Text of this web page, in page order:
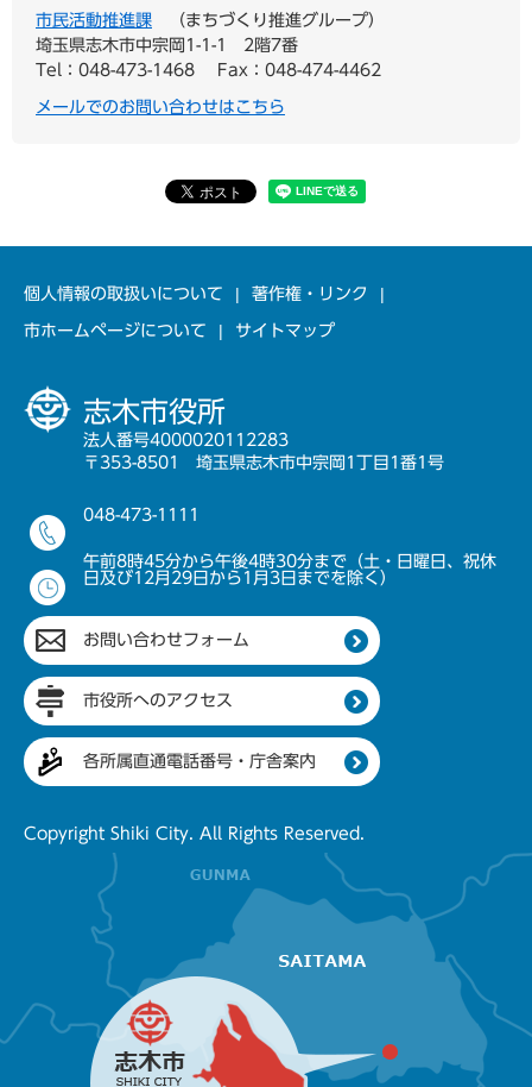
市民活動推進課
まちづくり推進グループ
埼玉県志木市中宗岡1-1-1 2階7番
Tel：048-473-1468
Fax：048-474-4462
メールでのお問い合わせはこちら
個人情報の取扱いについて 著作権・リンク
市ホームページについて サイトマップ
志木市役所
法人番号4000020112283
〒353-8501 埼玉県志木市中宗岡1丁目1番1号
048-473-1111
午前8時45分から午後4時30分まで（土・日曜日、祝休
日及び12月29日から1月3日までを除く）
お問い合わせフォーム
市役所へのアクセス
各所属直通電話番号・庁舎案内
Copyright Shiki City. All Rights Reserved.